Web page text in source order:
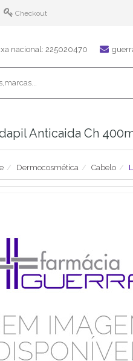
Checkout
nacional: 225020470
Anticaida Ch
Dermocosmética Cabelo